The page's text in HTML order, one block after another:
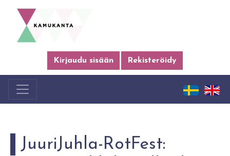
Kirjaudu sisään Rekisteröidy
JuuriJuhla-RotFest: